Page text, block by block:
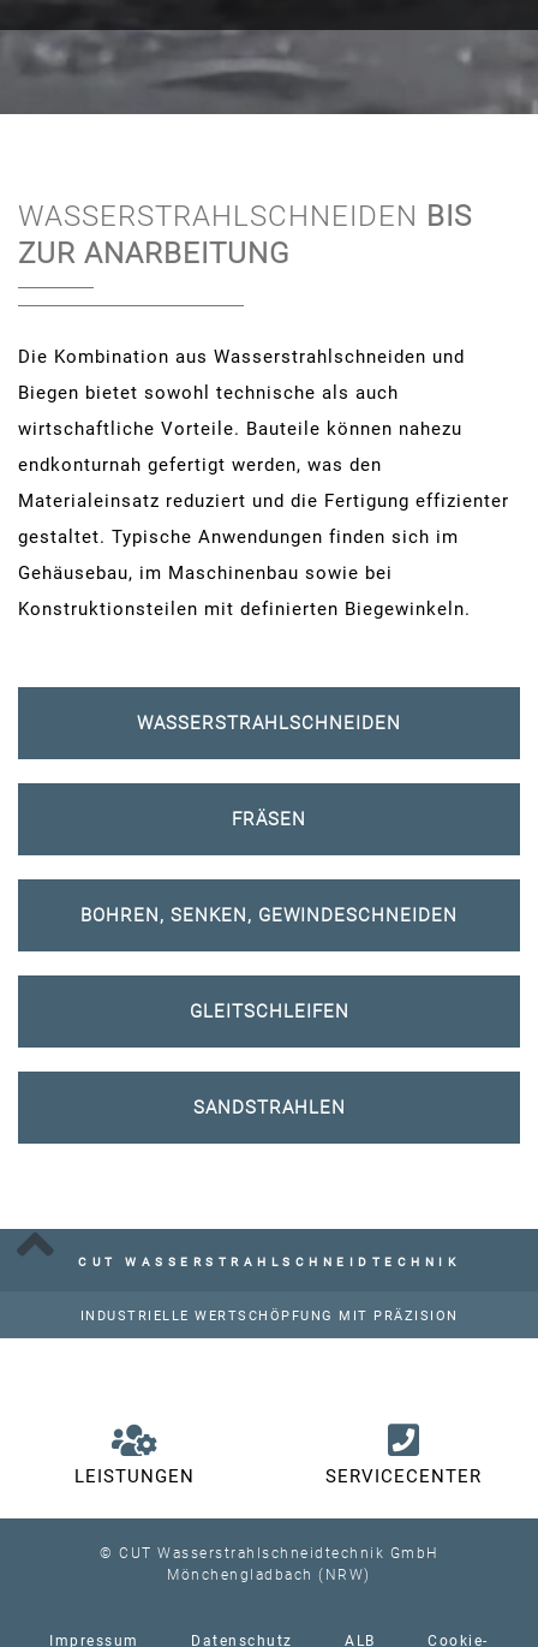
WASSERSTRAHLSCHNEIDEN BIS
ZUR ANARBEITUNG
Die Kombination aus Wasserstrahlschneiden und
Biegen bietet sowohl technische als auch
wirtschaftliche Vorteile. Bauteile können nahezu
endkonturnah gefertigt werden, was den
Materialeinsatz reduziert und die Fertigung effizienter
gestaltet. Typische Anwendungen finden sich im
Gehäusebau, im Maschinenbau sowie bei
Konstruktionsteilen mit definierten Biegewinkeln.
WASSERSTRAHLSCHNEIDEN
FRÄSEN
BOHREN, SENKEN, GEWINDESCHNEIDEN
GLEITSCHLEIFEN
SANDSTRAHLEN
CUT WASSERSTRAHLSCHNEIDTECHNIK
INDUSTRIELLE WERTSCHÖPFUNG MIT PRÄZISION
LEISTUNGEN SERVICECENTER
© CUT Wasserstrahlschneidtechnik GmbH
Mönchengladbach (NRW)
Impressum Datenschutz ALB Cookie-